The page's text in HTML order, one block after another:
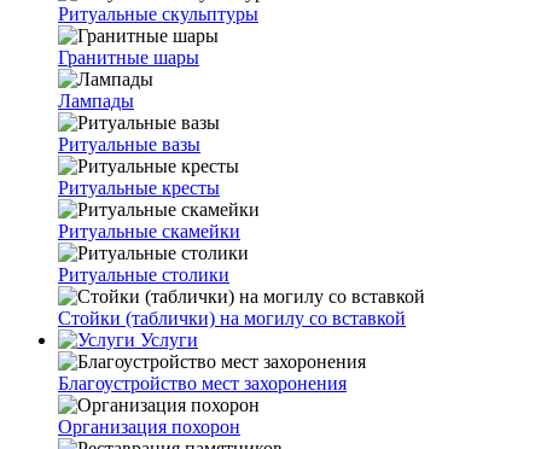
Ритуальные скульптуры
Гранитные шары
Лампады
Ритуальные вазы
Ритуальные кресты
Ритуальные скамейки
Ритуальные столики
Стойки (таблички) на могилу со вставкой
Услуги
Благоустройство мест захоронения
Организация похорон